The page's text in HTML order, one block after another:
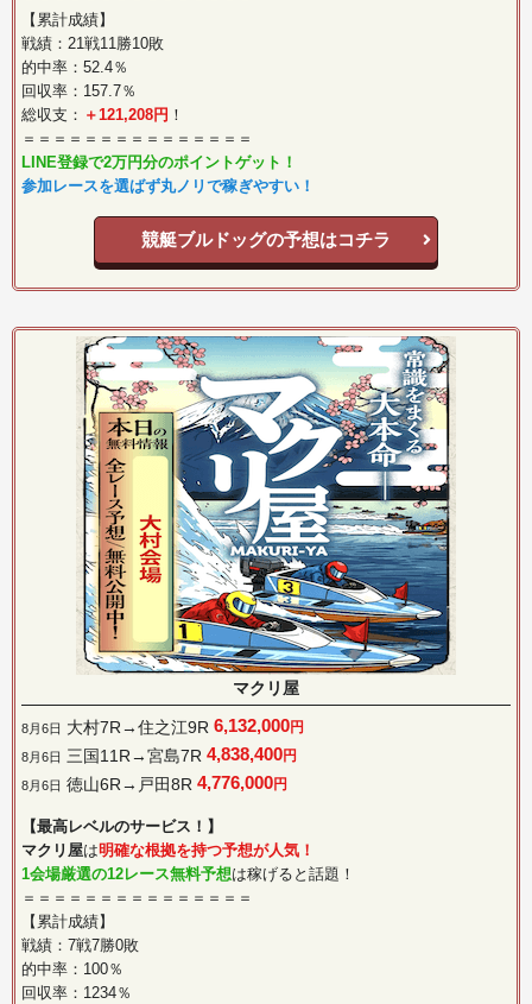
【累計成績】
戦績：21戦11勝10敗
的中率：52.4％
回収率：157.7％
総収支： ＋121,208円 ！
＝＝＝＝＝＝＝＝＝＝＝＝＝＝＝
LINE登録で2万円分のポイントゲット！
参加レースを選ばず丸ノリで稼ぎやすい！
競艇ブルドッグの予想はコチラ
マクリ屋
8月6日 大村7R→住之江9R 6,132,000円
8月6日 三国11R→宮島7R 4,838,400円
8月6日 徳山6R→戸田8R 4,776,000円
【最高レベルのサービス！】
マクリ屋は明確な根拠を持つ予想が人気！
1会場厳選の12レース無料予想は稼げると話題！
＝＝＝＝＝＝＝＝＝＝＝＝＝＝＝
【累計成績】
戦績：7戦7勝0敗
的中率：100％
回収率：1234％